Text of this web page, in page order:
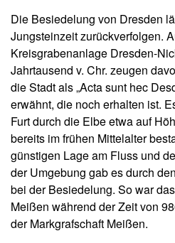
Die Besiedelung von Dresden
Jungsteinzeit zurückverfolgen.
Kreisgrabenanlage Dresden-
Jahrtausend v. Chr. zeugen
die Stadt als „Acta sunt hec
erwähnt, die noch erhalten ist.
Furt durch die Elbe etwa auf
bereits im frühen Mittelalter
günstigen Lage am Fluss und
der Umgebung gab es durch
bei der Besiedelung. So war
Meißen während der Zeit von
der Markgrafschaft Meißen.